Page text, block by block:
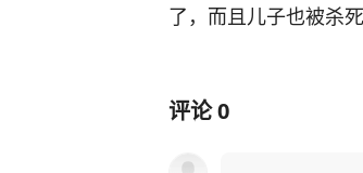
了，而且儿子也被杀
评论0